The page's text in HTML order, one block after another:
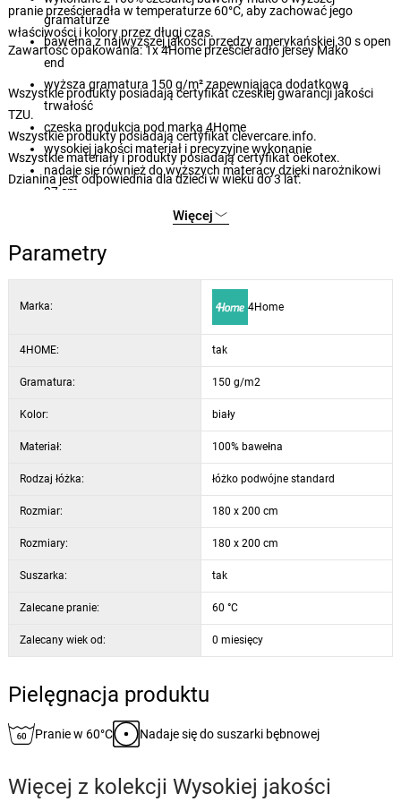
pranie prześcieradła w temperaturze 60°C, aby zachować jego
właściwości i kolory przez długi czas.
gramaturze
bawełna z najwyższej jakości przędzy amerykańskiej 30 s open
end
wyższa gramatura 150 g/m² zapewniająca dodatkową
trwałość
czeska produkcja pod marką 4Home
wysokiej jakości materiał i precyzyjne wykonanie
nadaje się również do wyższych materacy dzięki narożnikowi
27 cm
elastyczna guma wszyta na całym obwodzie dla lepszego
guma posiada CERTYFIKAT BUREAU VERITAS
łatwa konserwacja poprzez pranie w temperaturze 60°C
Zawartość opakowania: 1x 4Home prześcieradło jersey Mako
Wszystkie produkty posiadają certyfikat czeskiej gwarancji jakości
TZU.
Wszystkie produkty posiadają certyfikat clevercare.info.
Wszystkie materiały i produkty posiadają certyfikat öekotex.
Dzianina jest odpowiednia dla dzieci w wieku do 3 lat.
Więcej
Parametry
Marka: 4Home
4HOME: tak
Gramatura: 150 g/m2
Kolor: biały
Materiał: 100% bawełna
Rodzaj łóżka: łóżko podwójne standard
Rozmiar: 180 x 200 cm
Rozmiary: 180 x 200 cm
Suszarka: tak
Zalecane pranie: 60 °C
Zalecany wiek od: 0 miesięcy
Pielęgnacja produktu
Pranie w 60°C Nadaje się do suszarki bębnowej
Więcej z kolekcji Wysokiej jakości